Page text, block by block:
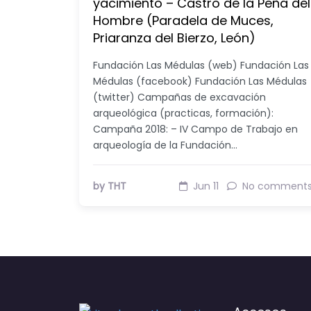
Hombre (Paradela de Muces,
Priaranza del Bierzo, León)
Fundación Las Médulas (web) Fundación Las
Médulas (facebook) Fundación Las Médulas
(twitter) Campañas de excavación
arqueológica (practicas, formación):
Campaña 2018: – IV Campo de Trabajo en
arqueología de la Fundación…
by THT Jun 11 No